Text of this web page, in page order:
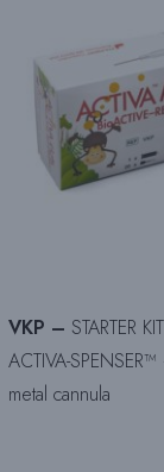
VKP – STARTER
ACTIVA-
metal cannula